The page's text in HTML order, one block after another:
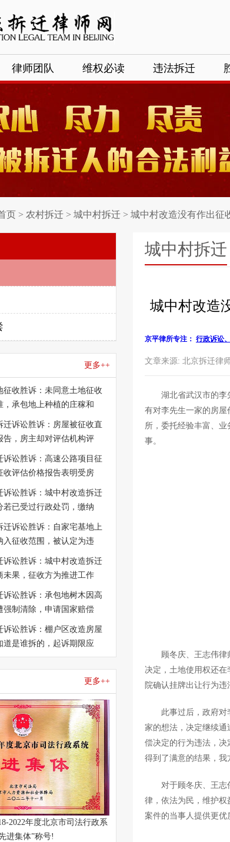
律师团队 维权必读 违法拆迁
页 > 农村拆迁 > 城中村拆迁 > 城中村改造没有作出征
更多++
征收胜诉：未同意土地征收
，承包地上种植的庄稼和
迁诉讼胜诉：房屋被征收直
告，房主却对评估机构评
诉讼胜诉：高速公路项目征
收评估价格报告表明受房
诉讼胜诉：城中村改造拆迁
若已受过行政处罚，缴纳
迁诉讼胜诉：自家宅基地上
入征收范围，被认定为违
诉讼胜诉：城中村改造拆迁
未果，征收方为推进工作
诉讼胜诉：承包地树木因高
强制清除，申请国家赔偿
诉讼胜诉：棚户区改造房屋
道是谁拆的，起诉期限应
更多++
2022年度北京市司法行政系
进集体”称号!
城中村拆迁
城中村改造
京平律所专注： 行政诉讼
文章来源: 北京拆迁律
湖北省武汉市的李
有对李先生一家的房
所，委托经验丰富、
事。
顾冬庆、王志伟律师
决定，土地使用权还
院确认挂牌出让行为违
此事过后，政府对李
家的想法，决定继续
偿决定的行为违法，
得到了满意的结果，我
对于顾冬庆、王志伟
律，依法为民，维护
案件的当事人提供更优